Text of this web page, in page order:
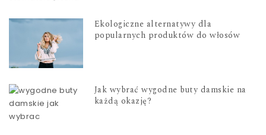
Ekologiczne alternatywy dla
popularnych produktów do włosów
Jak wybrać wygodne buty damskie na
każdą okazję?